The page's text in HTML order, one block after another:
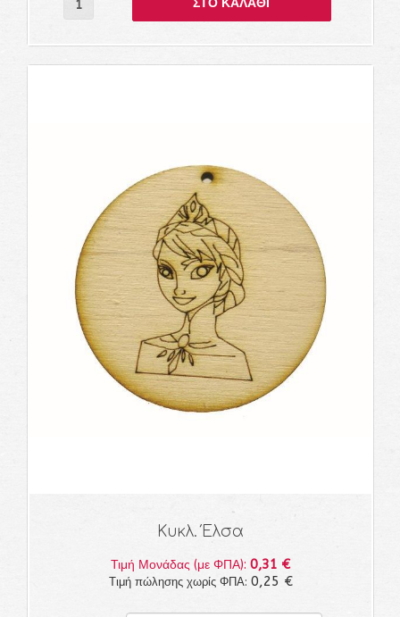
Κυκλ. Έλσα
Τιμή Μονάδας (με ΦΠΑ): 0,31 €
Τιμή πώλησης χωρίς ΦΠΑ: 0,25 €